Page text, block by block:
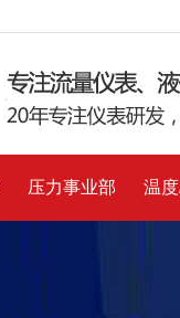
压力事业部 温